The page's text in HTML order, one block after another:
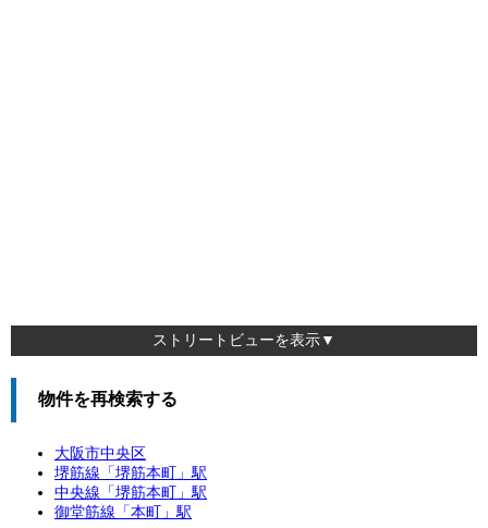
ストリートビューを表示▼
物件を再検索する
大阪市中央区
堺筋線「堺筋本町 」駅
中央線「堺筋本町 」駅
御堂筋線「本町 」駅